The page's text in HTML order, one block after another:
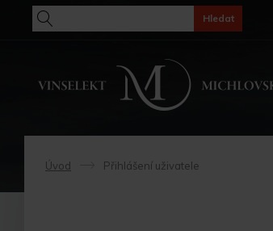
Hledat
Úvod ->Přihlášení uživatele